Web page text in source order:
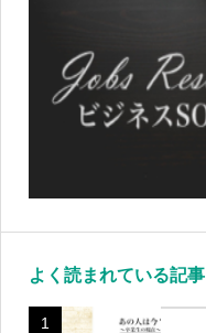
よく読まれている記事
1